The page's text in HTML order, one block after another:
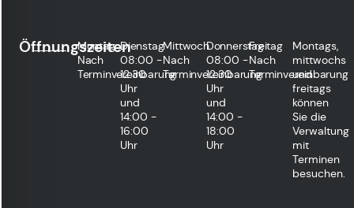
Öffnungszeiten
Montag
Nach
Terminvereinbarung
Dienstag
08:00 -
12:30
Uhr
und
14:00 -
16:00
Uhr
Mittwoch
Nach
Terminvereinbarung
Donnerstag
08:00 -
12:30
Uhr
und
14:00 -
18:00
Uhr
Freitag
Nach
Terminvereinbarung
Montags,
mittwochs
und
freitags
können
Sie die
Verwaltung
mit
Terminen
besuchen.